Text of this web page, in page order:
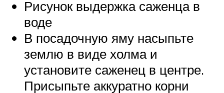
Рисунок выдержка саженца в
воде
В посадочную яму насыпьте
землю в виде холма и
установите саженец в центре.
Присыпьте аккуратно корни